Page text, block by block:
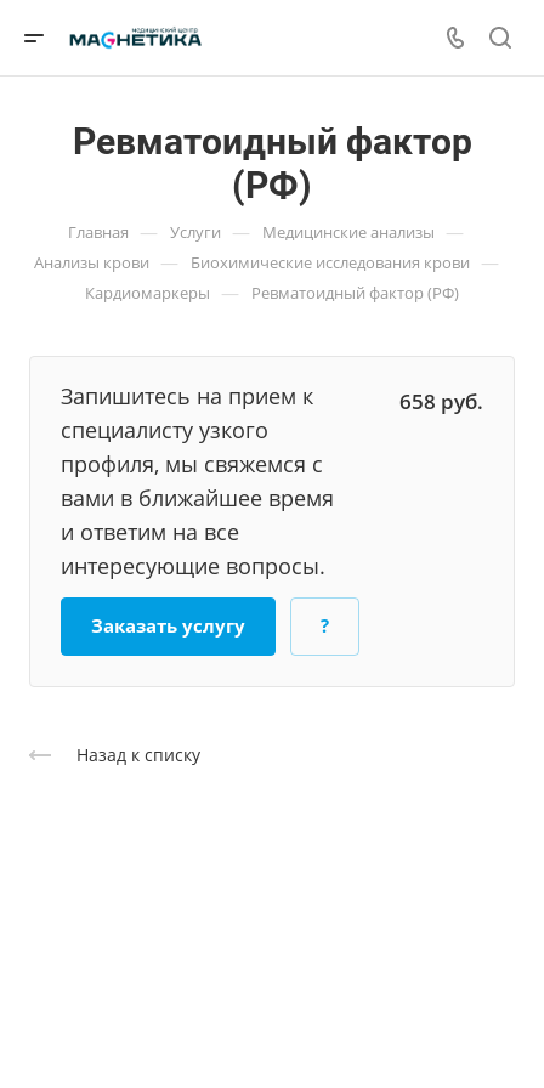
Ревматоидный фактор
(РФ)
Главная — Услуги — Медицинские анализы —
Анализы крови — Биохимические исследования крови —
Кардиомаркеры — Ревматоидный фактор (РФ)
Запишитесь на прием к
специалисту узкого
профиля, мы свяжемся с
вами в ближайшее время
и ответим на все
интересующие вопросы.
658 руб.
Заказать услугу ?
Назад к списку